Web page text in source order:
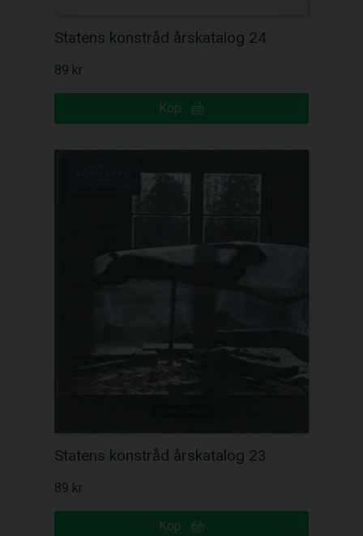
Statens konstråd årskatalog 24
89 kr
Köp
Statens konstråd årskatalog 23
89 kr
Köp